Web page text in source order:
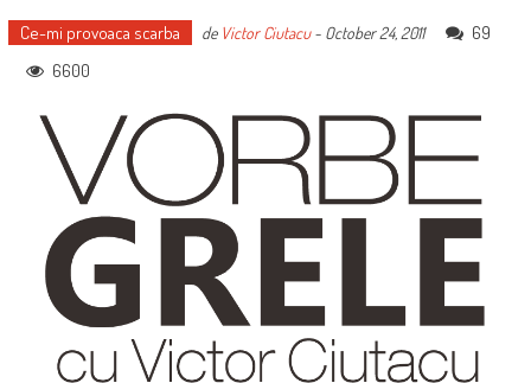
Ce-mi provoaca scarba de Victor Ciutacu- October 24, 2011
69
6600